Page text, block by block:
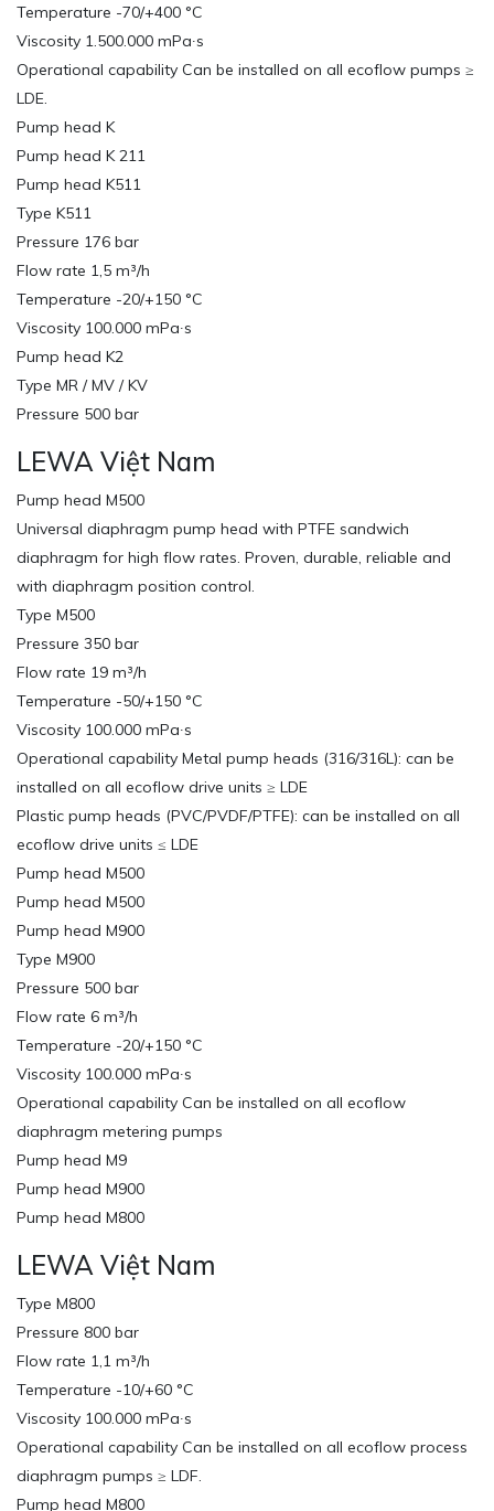
Temperature -70/+400 °C
Viscosity 1.500.000 mPa∙s
Operational capability Can be installed on all ecoflow pumps ≥
LDE.
Pump head K
Pump head K 211
Pump head K511
Type K511
Pressure 176 bar
Flow rate 1,5 m³/h
Temperature -20/+150 °C
Viscosity 100.000 mPa∙s
Pump head K2
Type MR / MV / KV
Pressure 500 bar
LEWA Việt Nam
Pump head M500
Universal diaphragm pump head with PTFE sandwich
diaphragm for high flow rates. Proven, durable, reliable and
with diaphragm position control.
Type M500
Pressure 350 bar
Flow rate 19 m³/h
Temperature -50/+150 °C
Viscosity 100.000 mPa∙s
Operational capability Metal pump heads (316/316L): can be
installed on all ecoflow drive units ≥ LDE
Plastic pump heads (PVC/PVDF/PTFE): can be installed on all
ecoflow drive units ≤ LDE
Pump head M500
Pump head M500
Pump head M900
Type M900
Pressure 500 bar
Flow rate 6 m³/h
Temperature -20/+150 °C
Viscosity 100.000 mPa∙s
Operational capability Can be installed on all ecoflow
diaphragm metering pumps
Pump head M9
Pump head M900
Pump head M800
LEWA Việt Nam
Type M800
Pressure 800 bar
Flow rate 1,1 m³/h
Temperature -10/+60 °C
Viscosity 100.000 mPa∙s
Operational capability Can be installed on all ecoflow process
diaphragm pumps ≥ LDF.
Pump head M800